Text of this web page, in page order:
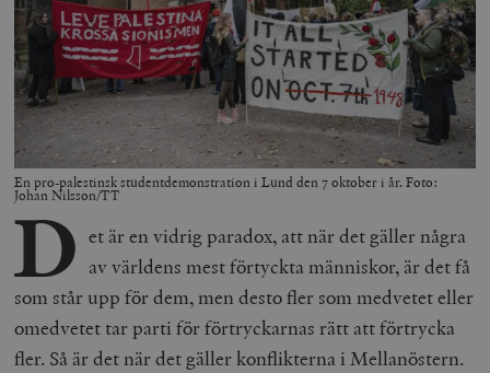
En pro-palestinsk studentdemonstration i Lund den 7 oktober i år. Foto:
Johan Nilsson/TT
D et är en vidrig paradox, att när det gäller några
av världens mest förtyckta människor, är det få
som står upp för dem, men desto fler som medvetet eller
omedvetet tar parti för förtryckarnas rätt att förtrycka
fler. Så är det när det gäller konflikterna i Mellanöstern.